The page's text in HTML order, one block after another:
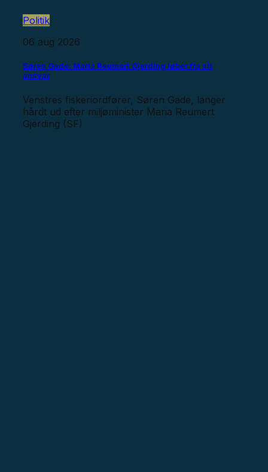
Politik
06 aug 2026
Søren Gade: Maria Reumert Gjerding løber fra sit
ansvar
Venstres fiskeriordfører, Søren Gade, langer
hårdt ud efter miljøminister Maria Reumert
Gjerding (SF)